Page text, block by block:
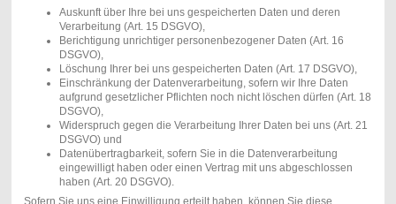
Auskunft über Ihre bei uns gespeicherten Daten und deren
Verarbeitung (Art. 15 DSGVO),
Berichtigung unrichtiger personenbezogener Daten (Art. 16
DSGVO),
Löschung Ihrer bei uns gespeicherten Daten (Art. 17 DSGVO),
Einschränkung der Datenverarbeitung, sofern wir Ihre Daten
aufgrund gesetzlicher Pflichten noch nicht löschen dürfen (Art. 18
DSGVO),
Widerspruch gegen die Verarbeitung Ihrer Daten bei uns (Art. 21
DSGVO) und
Datenübertragbarkeit, sofern Sie in die Datenverarbeitung
eingewilligt haben oder einen Vertrag mit uns abgeschlossen
haben (Art. 20 DSGVO).
Sofern Sie uns eine Einwilligung erteilt haben, können Sie diese